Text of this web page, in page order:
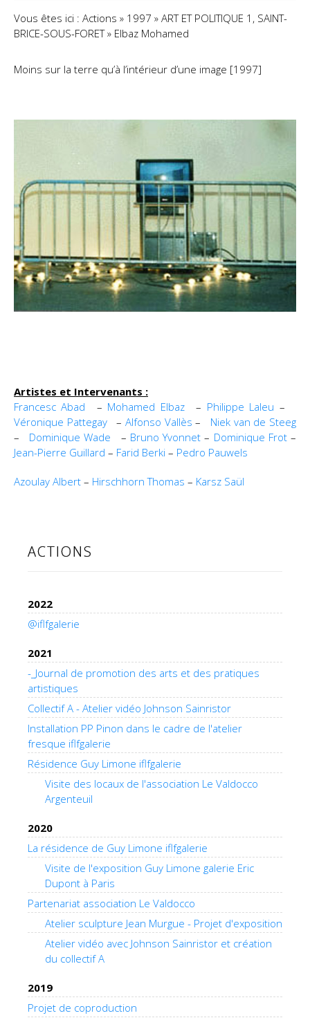
Vous êtes ici : Actions » 1997 » ART ET POLITIQUE 1, SAINT-
BRICE-SOUS-FORET » Elbaz Mohamed
Moins sur la terre qu’à l’intérieur d’une image [1997]
Artistes et Intervenants :
Francesc Abad – Mohamed Elbaz– Philippe Laleu –
Véronique Pattegay–Alfonso Vallès – Niek van de Steeg
– Dominique Wade – Bruno Yvonnet– Dominique Frot–
Jean-Pierre Guillard – Farid Berki – Pedro Pauwels
Azoulay Albert – Hirschhorn Thomas – Karsz Saül
ACTIONS
2022
@iflfgalerie
2021
-_Journal de promotion des arts et des pratiques
artistiques
Collectif A - Atelier vidéo Johnson Sainristor
Installation PP Pinon dans le cadre de l'atelier
fresque iflfgalerie
Résidence Guy Limone iflfgalerie
Visite des locaux de l'association Le Valdocco
Argenteuil
2020
La résidence de Guy Limone iflfgalerie
Visite de l'exposition Guy Limone galerie Eric
Dupont à Paris
Partenariat association Le Valdocco
Atelier sculpture Jean Murgue - Projet d'exposition
Atelier vidéo avec Johnson Sainristor et création
du collectif A
2019
Projet de coproduction